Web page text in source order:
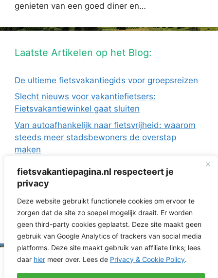
fietsvakantiepagina.nl respecteert je
privacy
Deze website gebruikt functionele cookies om ervoor te
zorgen dat de site zo soepel mogelijk draait. Er worden
geen third-party cookies geplaatst. Deze site maakt geen
gebruik van Google Analytics of trackers van social media
platforms. Deze site maakt gebruik van affiliate links; lees
daar hier meer over. Lees de Privacy & Cookie Policy.
genieten van een goed diner en…
Laatste Artikelen op het Blog:
De ultieme fietsvakantiegids voor groepsreizen
Slecht nieuws voor vakantiefietsers:
Fietsvakantiewinkel gaat sluiten
Van autoafhankelijk naar fietsvrijheid: waarom
steeds meer stadsbewoners de overstap
maken
De Europese fietsvakanties van ANWB Reizen
Fietsen in Frankrijk: drie regio’s die ideaal zijn
Fietsvakantie zonder te verkassen: 3 topregio’s
voor dagtochten vanuit je huisje
© 2026 Fietsvakantiepagina.nl | RNG Media | KVK